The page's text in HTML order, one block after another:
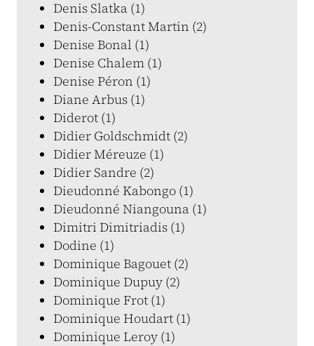
Denis Slatka (1)
Denis-Constant Martin (2)
Denise Bonal (1)
Denise Chalem (1)
Denise Péron (1)
Diane Arbus (1)
Diderot (1)
Didier Goldschmidt (2)
Didier Méreuze (1)
Didier Sandre (2)
Dieudonné Kabongo (1)
Dieudonné Niangouna (1)
Dimitri Dimitriadis (1)
Dodine (1)
Dominique Bagouet (2)
Dominique Dupuy (2)
Dominique Frot (1)
Dominique Houdart (1)
Dominique Leroy (1)